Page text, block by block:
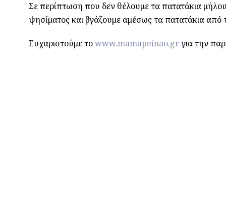
Σε περίπτωση που δεν θέλουμε τα πατατάκια
ψησίματος και βγάζουμε αμέσως τα πατατάκια
Ευχαριστούμε τοwww.mamapeinao.grγια την